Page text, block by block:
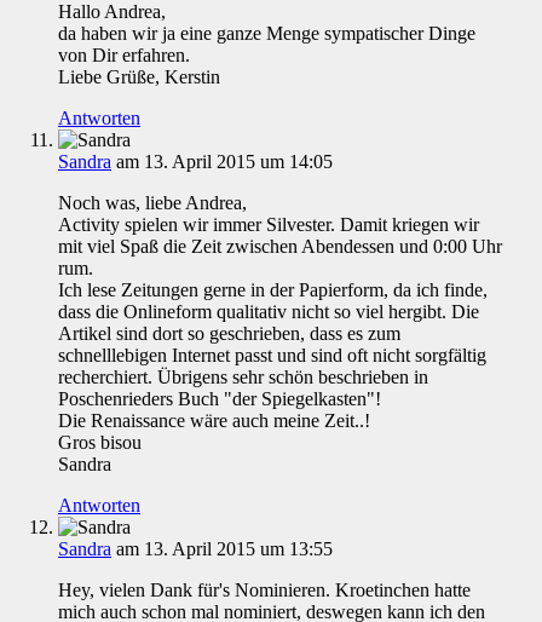
Hallo Andrea,
da haben wir ja eine ganze Menge sympatischer Dinge
von Dir erfahren.
Liebe Grüße, Kerstin
Antworten
Sandra am 13. April 2015 um 14:05
Noch was, liebe Andrea,
Activity spielen wir immer Silvester. Damit kriegen wir
mit viel Spaß die Zeit zwischen Abendessen und 0:00 Uhr
rum.
Ich lese Zeitungen gerne in der Papierform, da ich finde,
dass die Onlineform qualitativ nicht so viel hergibt. Die
Artikel sind dort so geschrieben, dass es zum
schnelllebigen Internet passt und sind oft nicht sorgfältig
recherchiert. Übrigens sehr schön beschrieben in
Poschenrieders Buch "der Spiegelkasten"!
Die Renaissance wäre auch meine Zeit..!
Gros bisou
Sandra
Antworten
Sandra am 13. April 2015 um 13:55
Hey, vielen Dank für's Nominieren. Kroetinchen hatte
mich auch schon mal nominiert, deswegen kann ich den